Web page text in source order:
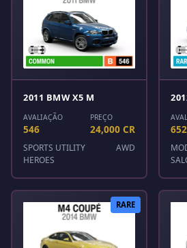
2011 BMW X5 M
AVALIAÇÃO
546
PREÇO
24,000 CR
SPORTS UTILITY
HEROES
AWD
652
RARE